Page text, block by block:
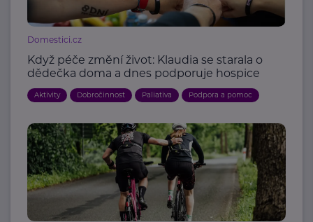
Domestici.cz
Když péče změní život: Klaudia se starala o
dědečka doma a dnes podporuje hospice
Aktivity Dobročinnost Paliativa Podpora a pomoc